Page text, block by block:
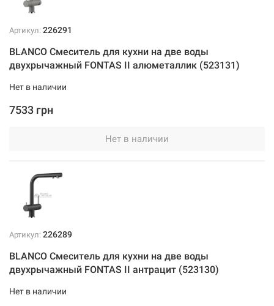
Артикул: 226291
BLANCO Смеситель для кухни на две воды
двухрычажный FONTAS II алюметаллик (523131)
Нет в наличии
7533 грн
Нет в наличии
Артикул: 226289
BLANCO Смеситель для кухни на две воды
двухрычажный FONTAS II антрацит (523130)
Нет в наличии